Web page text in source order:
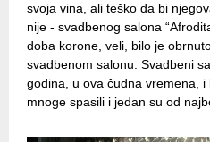
svoja vina, ali teško da bi
nije - svadbenog salona
doba korone, veli, bilo je
svadbenom salonu. Svadbeni
godina, u ova čudna vremena,
mnoge spasili i jedan su od